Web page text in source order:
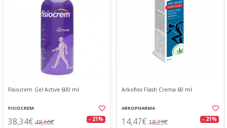
Fisiocrem Gel Active 600 ml
FISIOCREM
38,34€ 48,66€ - 21%
Arkoflex Flash Crema 60 ml
ARKOPHARMA
14,47€ 18,23€ - 21%